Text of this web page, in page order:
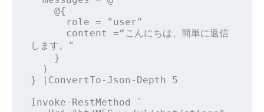
します。"
} |ConvertTo-Json-Depth 5
Invoke-RestMethod `